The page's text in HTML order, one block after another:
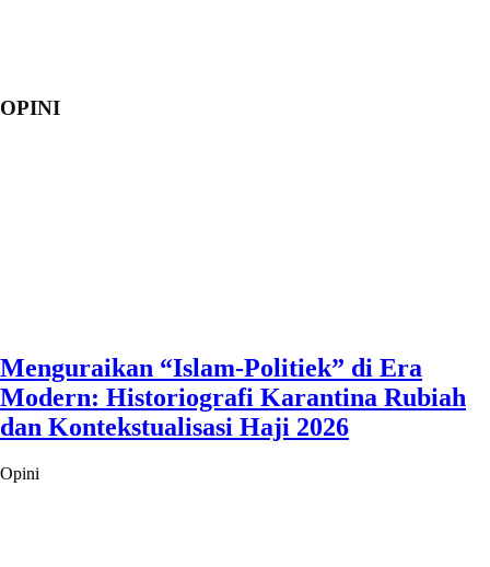
OPINI
Menguraikan “Islam-Politiek” di Era
Modern: Historiografi Karantina Rubiah
dan Kontekstualisasi Haji 2026
Opini